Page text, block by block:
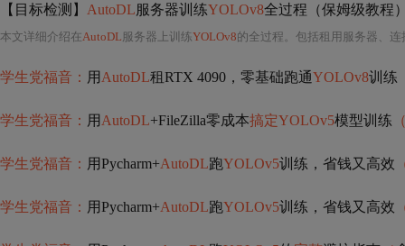
【目标检测】 AutoDL服务器训练YOLOv8全过程（保姆级教程
本文详细介绍在AutoDL 服务器上训练YOLOv8的全过程。包括租用服务器、连接服务器（添加SSH解释器、配置、输入密码
学生党福音： 用 AutoDL租RTX 4090，零基础跑通YOLOv8训练
学生党福音： 用 AutoDL+FileZilla零成本搞定YOLOv5模型训练
学生党福音： 用Pycharm+AutoDL跑YOLOv5训练，省钱又高效
学生党福音： 用Pycharm+AutoDL跑YOLOv5训练，省钱又高效